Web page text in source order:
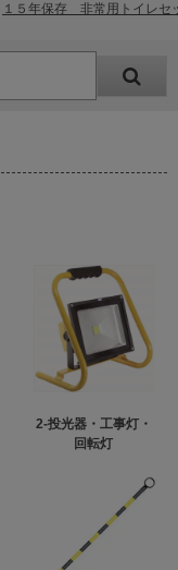
１５年保存 非常用トイレ
2-投光器・工事灯・
回転灯